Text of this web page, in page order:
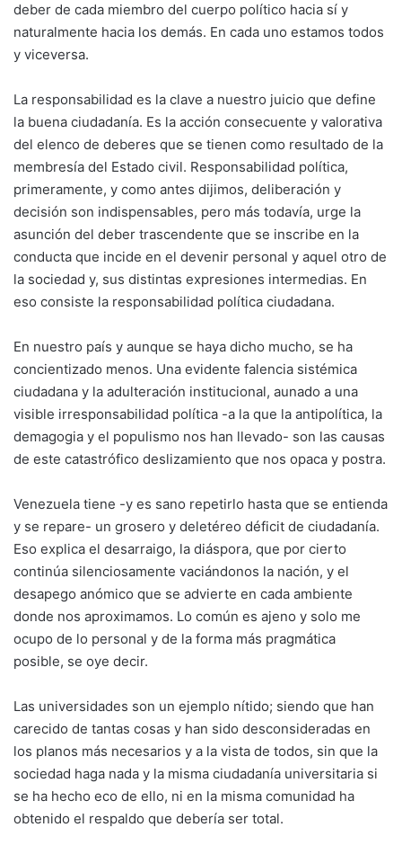
deber de cada miembro del cuerpo político hacia sí y
naturalmente hacia los demás. En cada uno estamos todos
y viceversa.
La responsabilidad es la clave a nuestro juicio que define
la buena ciudadanía. Es la acción consecuente y valorativa
del elenco de deberes que se tienen como resultado de la
membresía del Estado civil. Responsabilidad política,
primeramente, y como antes dijimos, deliberación y
decisión son indispensables, pero más todavía, urge la
asunción del deber trascendente que se inscribe en la
conducta que incide en el devenir personal y aquel otro de
la sociedad y, sus distintas expresiones intermedias. En
eso consiste la responsabilidad política ciudadana.
En nuestro país y aunque se haya dicho mucho, se ha
concientizado menos. Una evidente falencia sistémica
ciudadana y la adulteración institucional, aunado a una
visible irresponsabilidad política -a la que la antipolítica, la
demagogia y el populismo nos han llevado- son las causas
de este catastrófico deslizamiento que nos opaca y postra.
Venezuela tiene -y es sano repetirlo hasta que se entienda
y se repare- un grosero y deletéreo déficit de ciudadanía.
Eso explica el desarraigo, la diáspora, que por cierto
continúa silenciosamente vaciándonos la nación, y el
desapego anómico que se advierte en cada ambiente
donde nos aproximamos. Lo común es ajeno y solo me
ocupo de lo personal y de la forma más pragmática
posible, se oye decir.
Las universidades son un ejemplo nítido; siendo que han
carecido de tantas cosas y han sido desconsideradas en
los planos más necesarios y a la vista de todos, sin que la
sociedad haga nada y la misma ciudadanía universitaria si
se ha hecho eco de ello, ni en la misma comunidad ha
obtenido el respaldo que debería ser total.